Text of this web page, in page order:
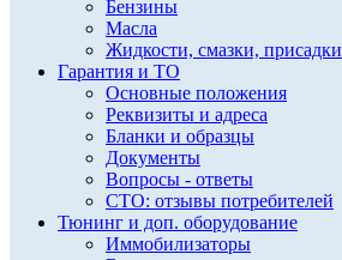
Бензины
Масла
Жидкости, смазки, присадки
Гарантия и ТО
Основные положения
Реквизиты и адреса
Бланки и образцы
Документы
Вопросы - ответы
СТО: отзывы потребителей
Тюнинг и доп. оборудование
Иммобилизаторы